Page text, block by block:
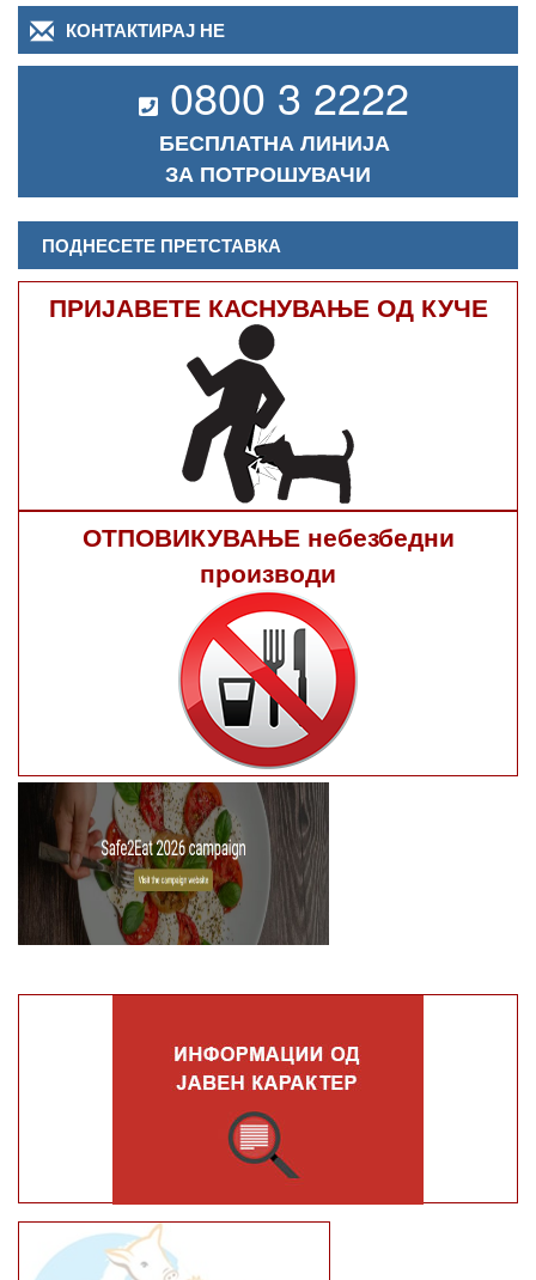
КОНТАКТИРАЈ НЕ
0800 3 2222
БЕСПЛАТНА ЛИНИЈА
ЗА ПОТРОШУВАЧИ
ПОДНЕСЕТЕ ПРЕТСТАВКА
ПРИЈАВЕТЕ КАСНУВАЊЕ ОД КУЧЕ
ОТПОВИКУВАЊЕ небезбедни
производи